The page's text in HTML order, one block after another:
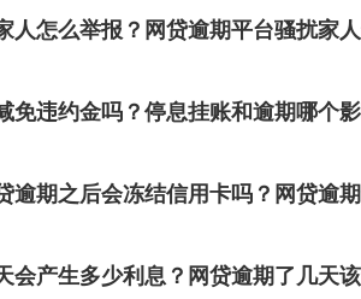
人怎么举报？网贷逾期平台骚扰家
免违约金吗？停息挂账和逾期哪个
逾期之后会冻结信用卡吗？网贷逾
会产生多少利息？网贷逾期了几天